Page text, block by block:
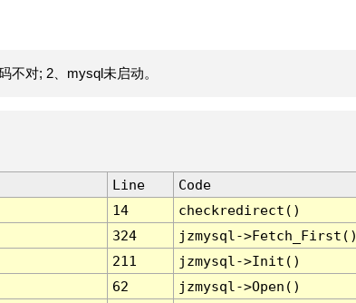
不对; 2、mysql未启动。
Line
Code
14
checkredirect()
324
jzmysql-
211
jzmysql->Init()
62
jzmysql->Open()